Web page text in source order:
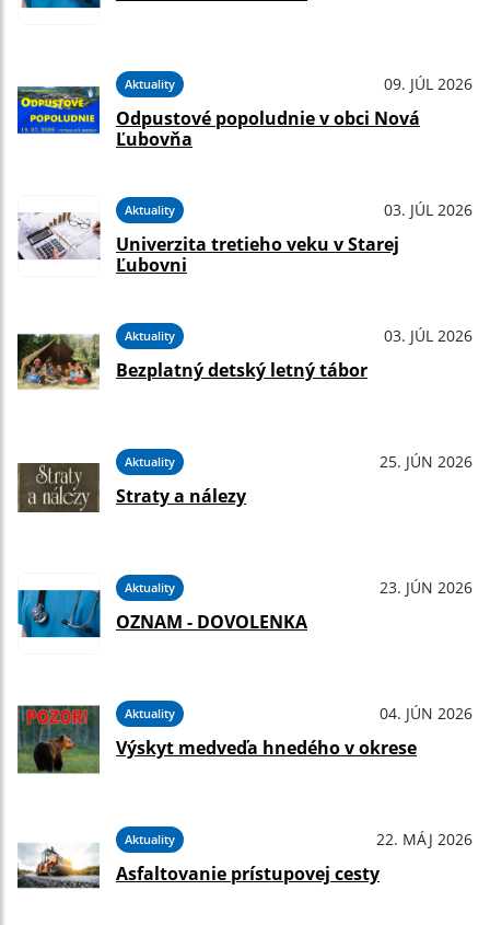
Aktuality 09. JÚL 2026
Odpustové popoludnie v obci Nová
Ľubovňa
Aktuality 03. JÚL 2026
Univerzita tretieho veku v Starej
Ľubovni
Aktuality 03. JÚL 2026
Bezplatný detský letný tábor
Aktuality 25. JÚN 2026
Straty a nálezy
Aktuality 23. JÚN 2026
OZNAM - DOVOLENKA
Aktuality 04. JÚN 2026
Výskyt medveďa hnedého v okrese
Aktuality 22. MÁJ 2026
Asfaltovanie prístupovej cesty